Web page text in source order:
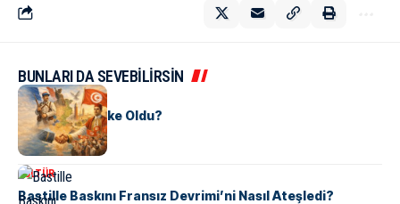
BUNLARI DA SEVEBİLİRSİN
KÜLTÜR
Tunus Nasıl Ülke Oldu?
KÜLTÜR
Bastille Baskını Fransız Devrimi’ni Nasıl Ateşledi?